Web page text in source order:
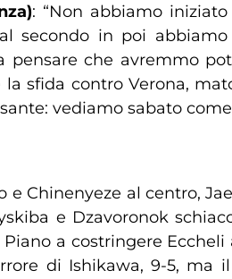
: “Non abbiamo
secondo in poi
che avremmo
sfida contro Verona,
vediamo sabato come
e Chinenyeze al centro,
e Dzavoronok
a costringere
di Ishikawa, 9-5, ma